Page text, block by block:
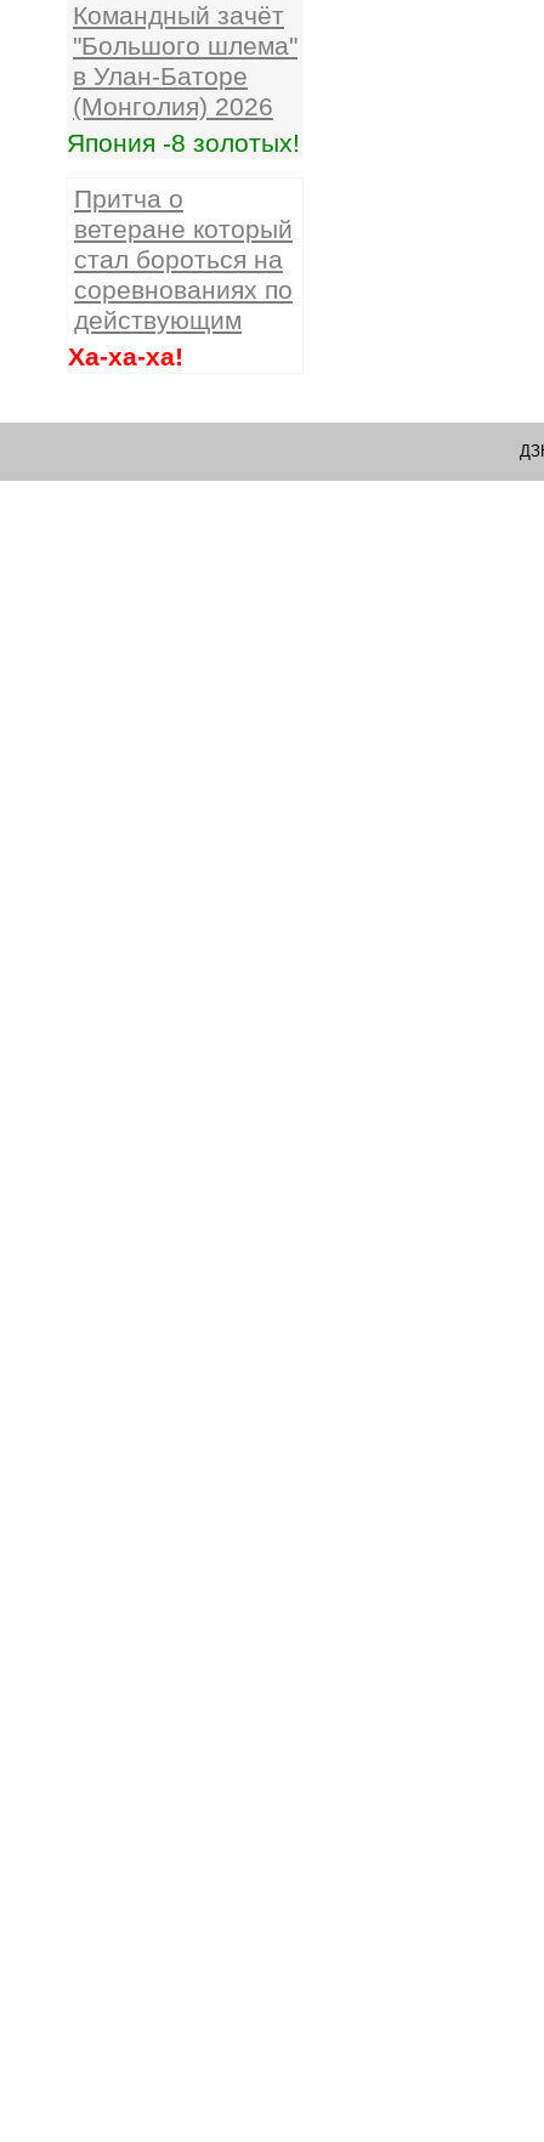
Командный зачёт
"Большого шлема"
в Улан-Баторе
(Монголия) 2026
Япония -8 золотых!
Притча о
ветеране который
стал бороться на
соревнованиях по
действующим
Ха-ха-ха!